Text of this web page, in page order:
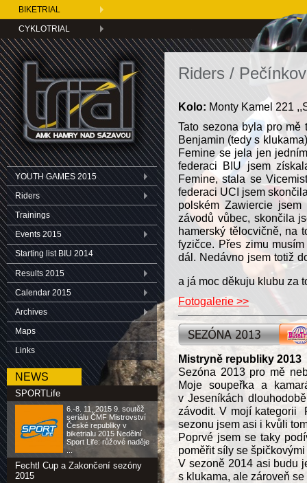
BIKETRIAL
CYKLOTRIAL
YOUTH GAMES 2015
Riders
Trainings
Events 2015
Starting list BIU 2014
Results 2015
Calendar 2015
Archives
Maps
Links
NEWS
SPORTLife
6.-8. 11. 2015 9. soutěž
seriálu ČMF Mistrovství
České republiky v
biketrialu 2015 Nedělní
Sport Life: růžové naděje
...
Fechtl Cup a Zakončení sezóny
2015
Riders /
Kolo: Monty Kamel 221
Tato sezona byla pro mě
Benjamin (tedy s
Femine se jela jen
federaci BIU jsem
Femine, stala se
federaci UCI jsem
polském Zawiercie
závodů vůbec, skončila
hamerský tělocvičně, na
fyzičce. Přes zimu
dál. Nedávno jsem totiž
a já moc děkuju klubu za
Fotogalerie >>
Mistryně republiky 2013
Sezóna 2013 pro mě
Moje soupeřka a
v Jeseníkách
závodit. V mojí kategorii
sezonu jsem asi i kvůli
Poprvé jsem se taky
poměřit síly se
V sezoně 2014 asi budu
s klukama, ale zároveň